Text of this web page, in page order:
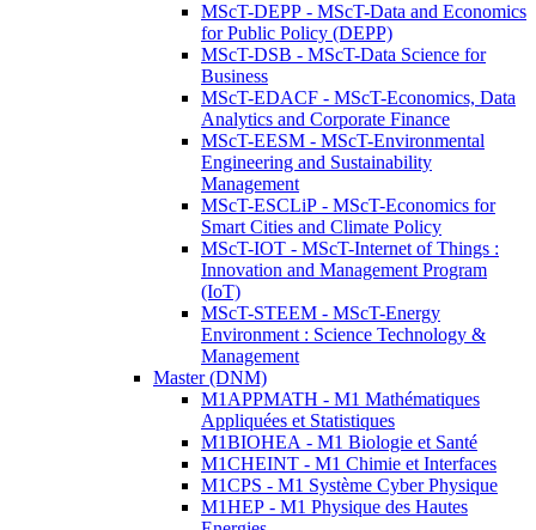
MScT-DEPP - MScT-Data and Economics
for Public Policy (DEPP)
MScT-DSB - MScT-Data Science for
Business
MScT-EDACF - MScT-Economics, Data
Analytics and Corporate Finance
MScT-EESM - MScT-Environmental
Engineering and Sustainability
Management
MScT-ESCLiP - MScT-Economics for
Smart Cities and Climate Policy
MScT-IOT - MScT-Internet of Things :
Innovation and Management Program
(IoT)
MScT-STEEM - MScT-Energy
Environment : Science Technology &
Management
Master (DNM)
M1APPMATH - M1 Mathématiques
Appliquées et Statistiques
M1BIOHEA - M1 Biologie et Santé
M1CHEINT - M1 Chimie et Interfaces
M1CPS - M1 Système Cyber Physique
M1HEP - M1 Physique des Hautes